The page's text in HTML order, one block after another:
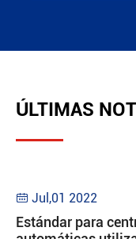
ÚLTIMAS
 Jul,01 2022
Estándar para